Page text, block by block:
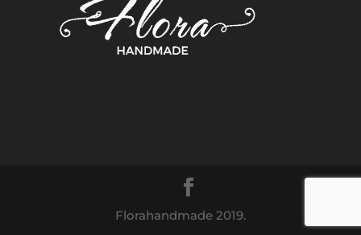
Florahandmade 2019.